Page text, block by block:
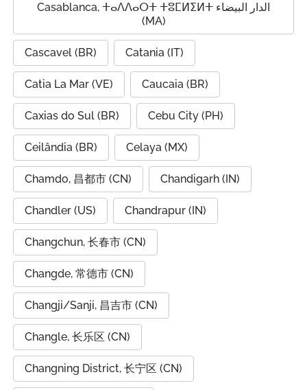
Casablanca, ⵜⴰⴷⴷⴰⵔⵜ ⵜⵓⵎⵍⵉⵍⵜ الدار البيضاء
(MA)
Cascavel (BR) Catania (IT)
Catia La Mar (VE) Caucaia (BR)
Caxias do Sul (BR) Cebu City (PH)
Ceilândia (BR) Celaya (MX)
Chamdo, 昌都市 (CN) Chandigarh (IN)
Chandler (US) Chandrapur (IN)
Changchun, 长春市 (CN)
Changde, 常德市 (CN)
Changji/Sanji, 昌吉市 (CN)
Changle, 长乐区 (CN)
Changning District, 长宁区 (CN)